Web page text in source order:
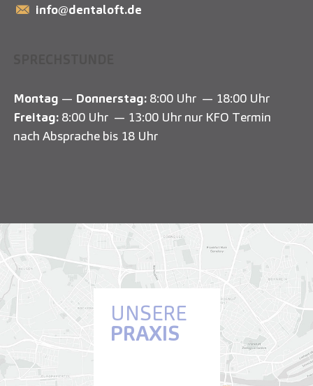
UNSERE
PRAXIS
info@dentaloft.de
Montag — Donnerstag: 8:00 Uhr — 18:00 Uhr
Freitag: 8:00 Uhr — 13:00 Uhr nur KFO Termin
nach Absprache bis 18 Uhr